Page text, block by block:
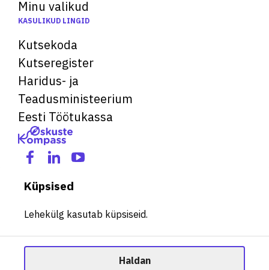
Minu valikud
KASULIKUD LINGID
Kutsekoda
Kutseregister
Haridus- ja
Teadusministeerium
Eesti Töötukassa
Küpsised
Lehekülg kasutab küpsiseid.
Haldan